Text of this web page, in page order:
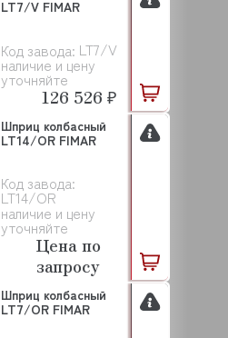
Код завода: LT7/V
наличие и цену
уточняйте
LT7/V FIMAR
126 526 ₽
Код завода:
LT14/OR
наличие и цену
уточняйте
Шприц колбасный
LT14/OR FIMAR
Цена по
запросу
Шприц колбасный
LT7/OR FIMAR